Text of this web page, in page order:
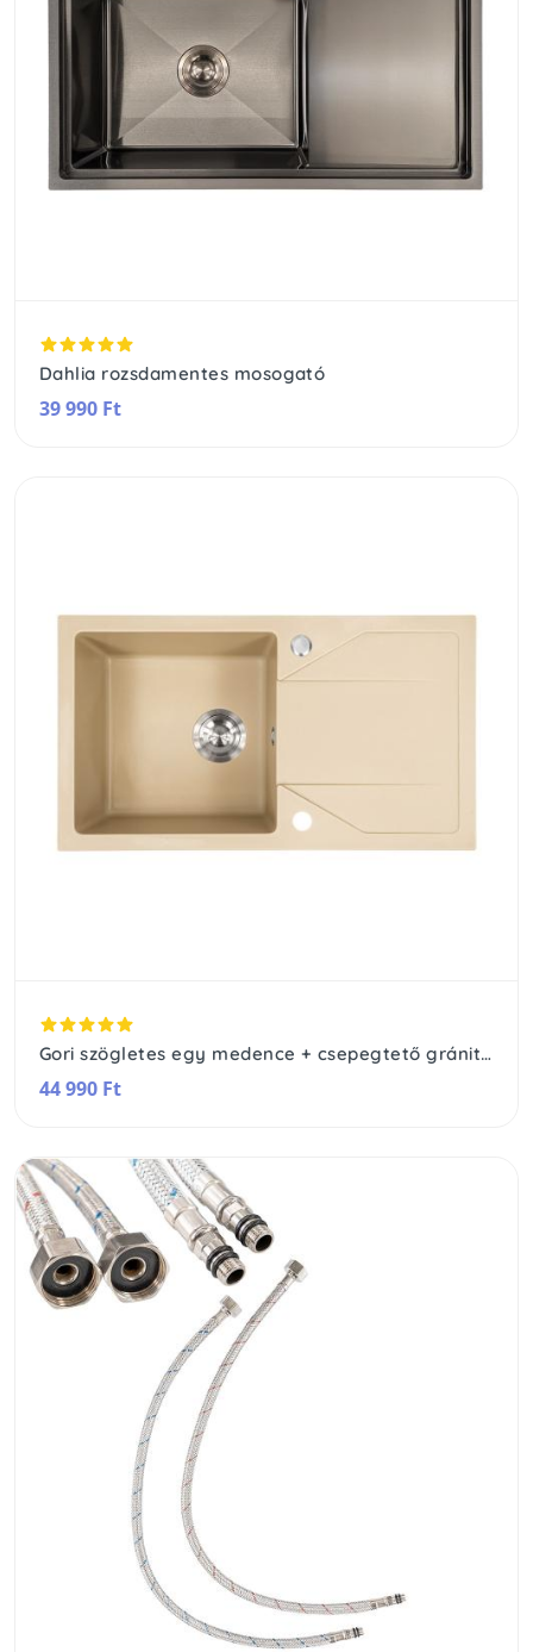
Dahlia rozsdamentes mosogató
39 990 Ft
Gori szögletes egy medence + csepegtető gránit mosogató szifonnal
44 990 Ft